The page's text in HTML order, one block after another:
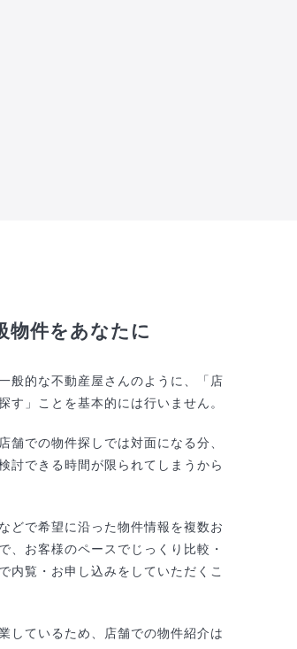
物件をあなたに
般的な不動産屋さんのように、「店
す」ことを基本的には行いません。
舗での物件探しでは対面になる分、
討できる時間が限られてしまうから
どで希望に沿った物件情報を複数お
、お客様のペースでじっくり比較・
内覧・お申し込みをしていただくこ
しているため、店舗での物件紹介は